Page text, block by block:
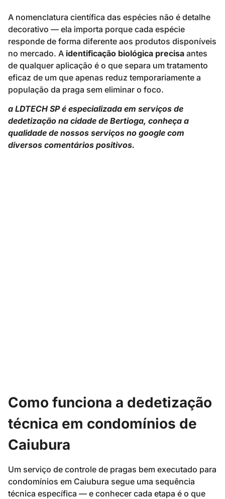
A nomenclatura científica das espécies não é detalhe
decorativo — ela importa porque cada espécie
responde de forma diferente aos produtos disponíveis
no mercado. A identificação biológica precisa antes
de qualquer aplicação é o que separa um tratamento
eficaz de um que apenas reduz temporariamente a
população da praga sem eliminar o foco.
a LDTECH SP é especializada em serviços de
dedetização na cidade de Bertioga, conheça a
qualidade de nossos serviços no google com
diversos comentários positivos.
Como funciona a dedetização
técnica em condomínios de
Caiubura
Um serviço de controle de pragas bem executado para
condomínios em Caiubura segue uma sequência
técnica específica — e conhecer cada etapa é o que